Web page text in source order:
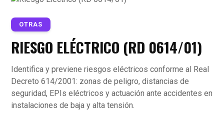
OTRAS
RIESGO ELÉCTRICO (RD 0614/01)
Identifica y previene riesgos eléctricos conforme al Real
Decreto 614/2001: zonas de peligro, distancias de
seguridad, EPIs eléctricos y actuación ante accidentes en
instalaciones de baja y alta tensión.